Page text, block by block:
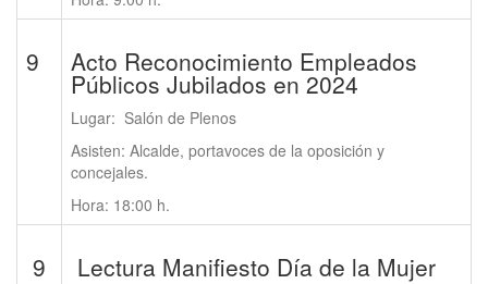
9 Acto Reconocimiento Empleados
Públicos Jubilados en 2024
Lugar: Salón de Plenos
Asisten: Alcalde, portavoces de la oposición y
concejales.
Hora: 18:00 h.
9 Lectura Manifiesto Día de la Mujer